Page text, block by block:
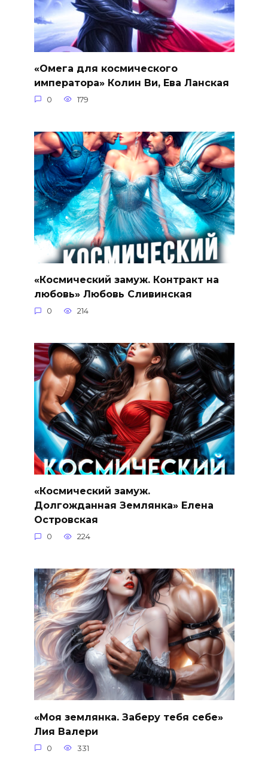
«Омега для космического
императора» Колин Ви, Ева Ланская
0 179
«Космический замуж. Контракт на
любовь» Любовь Сливинская
0 214
«Космический замуж.
Долгожданная Землянка» Елена
Островская
0 224
«Моя землянка. Заберу тебя себе»
Лия Валери
0 331